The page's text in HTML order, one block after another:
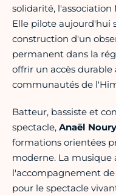
solidarité, l'association
Elle pilote aujourd'hui
construction d'un
permanent dans la
offrir un accès
communautés de
Batteur, bassiste et
spectacle, Anaël Noury
formations orientées
moderne. La musique
l'accompagnement
pour le spectacle